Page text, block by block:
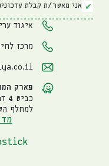
אני מאשר/ת קבלת
איגוד ערים דן:
מרכז לחינוך
פארק
כביש 4 דרום בין מחלף מסובים
למחלף